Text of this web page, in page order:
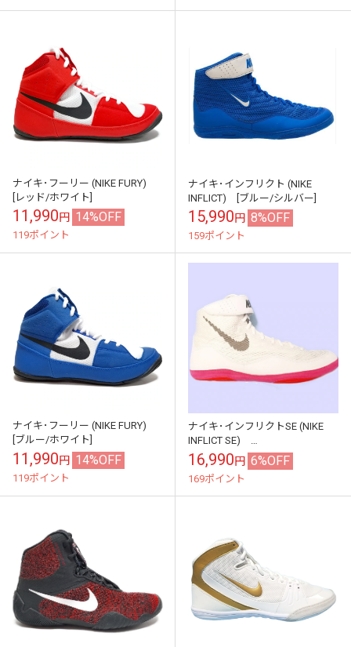
ナイキ･フーリー (NIKE FURY)
[レッド/ホワイト]
11,990円 14%OFF
119ポイント
ナイキ･インフリクト (NIKE
INFLICT) [ブルー/シルバー]
15,990円 8%OFF
159ポイント
ナイキ･フーリー (NIKE FURY)
[ブルー/ホワイト]
11,990円 14%OFF
119ポイント
ナイキ･インフリクトSE (NIKE
INFLICT SE)
[WHITE/BLACK/BRIGHT
CRIMSON]
16,990円 6%OFF
169ポイント